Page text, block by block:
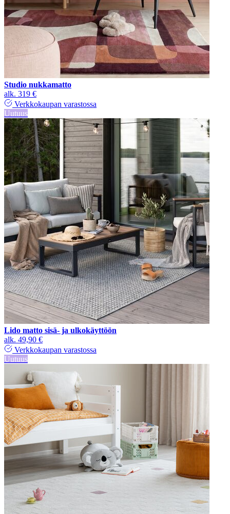
Studio nukkamatto
alk. 319 €
Verkkokaupan varastossa
Uutuus
Lido matto sisä- ja ulkokäyttöön
alk. 49,90 €
Verkkokaupan varastossa
Uutuus